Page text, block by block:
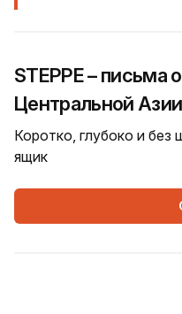
STEPPE – письма
Центральной
Коротко, глубоко и
ящик